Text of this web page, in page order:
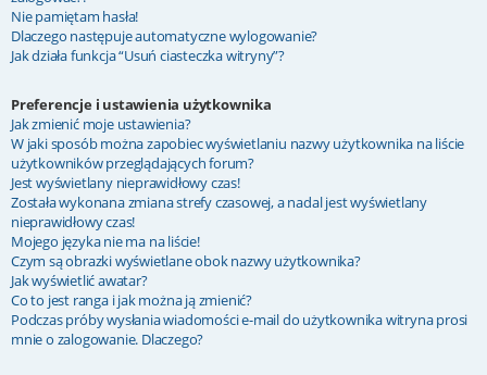
Nie pamiętam hasła!
Dlaczego następuje automatyczne wylogowanie?
Jak działa funkcja “Usuń ciasteczka witryny”?
Preferencje i ustawienia użytkownika
Jak zmienić moje ustawienia?
W jaki sposób można zapobiec wyświetlaniu nazwy użytkownika na liście
użytkowników przeglądających forum?
Jest wyświetlany nieprawidłowy czas!
Została wykonana zmiana strefy czasowej, a nadal jest wyświetlany
nieprawidłowy czas!
Mojego języka nie ma na liście!
Czym są obrazki wyświetlane obok nazwy użytkownika?
Jak wyświetlić awatar?
Co to jest ranga i jak można ją zmienić?
Podczas próby wysłania wiadomości e-mail do użytkownika witryna prosi
mnie o zalogowanie. Dlaczego?